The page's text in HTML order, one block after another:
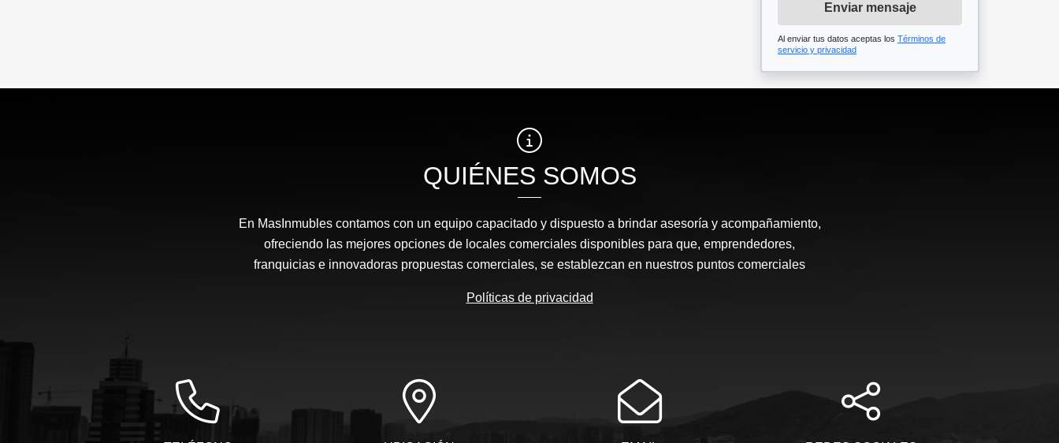
Enviar mensaje
Al enviar tus datos aceptas los Términos de
servicio y privacidad
QUIÉNES SOMOS
En MasInmubles contamos con un equipo capacitado y dispuesto a brindar asesoría y acompañamiento,
ofreciendo las mejores opciones de locales comerciales disponibles para que, emprendedores,
franquicias e innovadoras propuestas comerciales, se establezcan en nuestros puntos comerciales
Políticas de privacidad